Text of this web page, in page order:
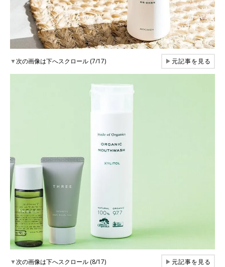
▼次の画像は下へスクロール (7/17) ▶元記事を見る
▼次の画像は下へスクロール (8/17) ▶元記事を見る